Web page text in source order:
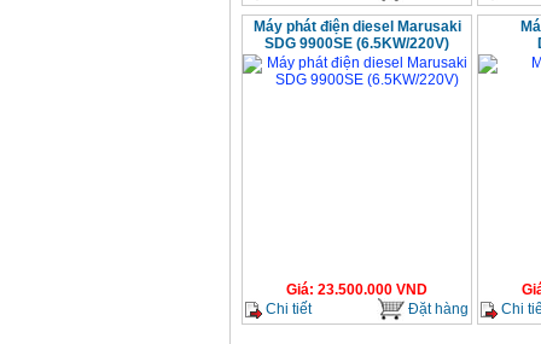
Máy phát điện diesel Marusaki
SDG 9900SE (6.5KW/220V)
Giá: 23.500.000 VND
Chi tiết
Đặt hàng
Chi